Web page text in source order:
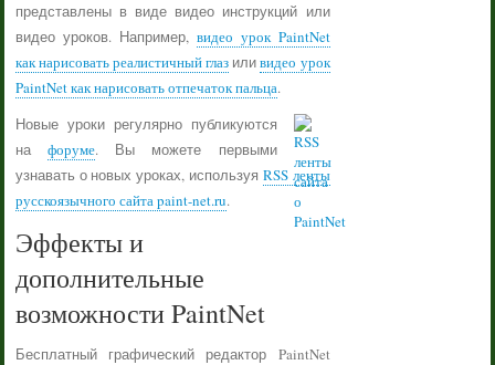
представлены в виде видео инструкций или
видео уроков. Например, видео урок PaintNet
как нарисовать реалистичный глаз иливидео урок
PaintNet как нарисовать отпечаток пальца.
Новые уроки регулярно публикуются
нафоруме. Вы можете первыми
узнавать о новых уроках, используя RSS ленты
русскоязычного сайта paint-net.ru.
Эффекты и
дополнительные
возможности PaintNet
Бесплатный графический редактор PaintNet